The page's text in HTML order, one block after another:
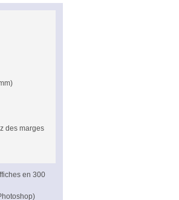
des marges
en 300